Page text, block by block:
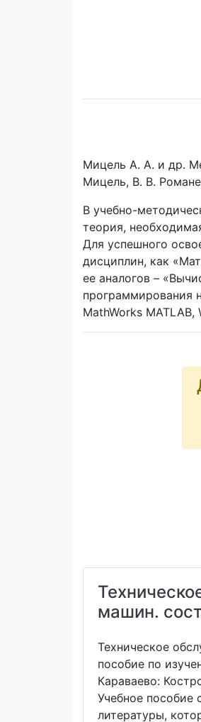
Мицель А. А. и др.
Мицель, В. В.
В учебно-
теория,
Для успешного
дисциплин, как
ее аналогов –
программирования
MathWorks
машин.
Техническое
пособие по
Караваево:
Учебное пособие
литературы,